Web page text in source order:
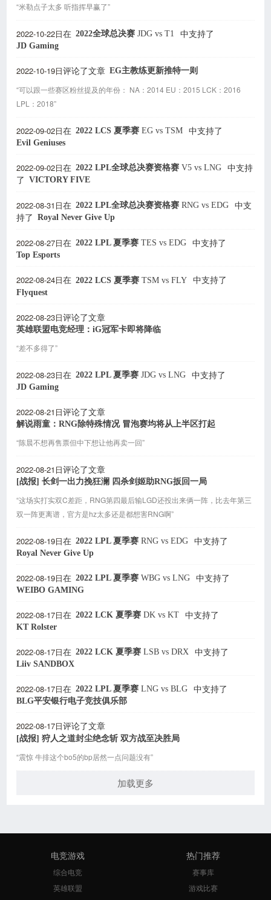
“米勒点子太多 听指挥早赢了”
2022-10-22日在 2022全球总决赛JDG vs T1
中支持了
JD Gaming
2022-10-19日评论了文章 EG主教练更新推特一则
“可以跟一些赛区粉丝提及的年份： NA：2014 EU：2015 LCK：2016
LPL：2018”
2022-09-02日在 2022 LCS 夏季赛EG vs TSM
中支持了
Evil Geniuses
2022-09-02日在 2022 LPL全球总决赛资格赛V5 vs LNG
中支持
了
VICTORY FIVE
2022-08-31日在 2022 LPL全球总决赛资格赛RNG vs EDG
中支
持了
Royal Never Give Up
2022-08-27日在 2022 LPL 夏季赛TES vs EDG
中支持了
Top Esports
2022-08-24日在 2022 LCS 夏季赛TSM vs FLY
中支持了
Flyquest
2022-08-23日评论了文章
英雄联盟电竞经理：iG冠军卡即将降临
“差不多得了”
2022-08-23日在 2022 LPL 夏季赛JDG vs LNG
中支持了
JD Gaming
2022-08-21日评论了文章
解说雨童：RNG除特殊情况 冒泡赛均将从上半区打起
“陈晨不想再售票但中下想让他再卖一回”
2022-08-21日评论了文章
[战报] 长剑一出力挽狂澜 四杀剑姬助RNG扳回一局
“这场实打实双C差距，RNG第四最后输LGD还投出来俩一阵，比去年第三
双一阵更离谱，官方是hz太多还是都想害RNG啊”
2022-08-19日在 2022 LPL 夏季赛RNG vs EDG
中支持了
Royal Never Give Up
2022-08-19日在 2022 LPL 夏季赛WBG vs LNG
中支持了
WEIBO GAMING
2022-08-17日在 2022 LCK 夏季赛DK vs KT
中支持了
KT Rolster
2022-08-17日在 2022 LCK 夏季赛LSB vs DRX
中支持了
Liiv SANDBOX
2022-08-17日在 2022 LPL 夏季赛LNG vs BLG
中支持了
BLG平安银行电子竞技俱乐部
2022-08-17日评论了文章
[战报] 狩人之道封尘绝念斩 双方战至决胜局
“震惊 牛排这个bo5的bp居然一点问题没有”
加载更多
电竞游戏
综合电竞
英雄联盟
热门推荐
赛事库
游戏比赛